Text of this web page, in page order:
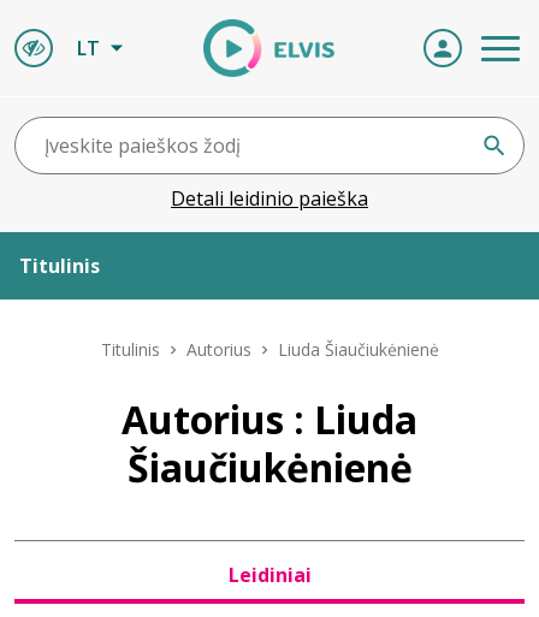
LT
Detali leidinio paieška
Titulinis
ELVIS atvyksta
Naujienos
Bibliotekoms
Titulinis Autorius Liuda Šiaučiukėnienė
Autorius : Liuda
Šiaučiukėnienė
Leidiniai